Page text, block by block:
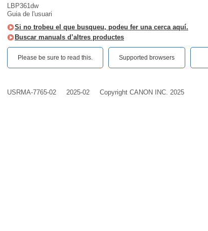
LBP361dw
Guia de l'usuari
Si no trobeu el que busqueu, podeu fer una cerca aquí.
Buscar manuals d’altres productes
Please be sure to read this.‎ Supported browsers
USRMA-7765-02 2025-02 Copyright CANON INC. 2025